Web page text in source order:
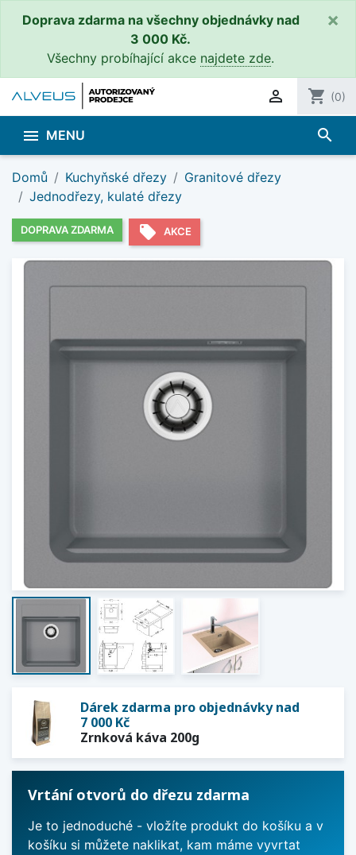
Doprava zdarma na všechny objednávky nad
3 000 Kč.
Všechny probíhající akce najdete zde.
×
 shopping_cart (0)
 MENU search
Domů Kuchyňské dřezy
Granitové dřezy
Jednodřezy, kulaté dřezy
DOPRAVA ZDARMA local_offer AKCE
Dárek zdarma pro objednávky nad
7 000 Kč
Zrnková káva 200g
Vrtání otvorů do dřezu zdarma
Je to jednoduché - vložíte produkt do košíku a v
košíku si můžete naklikat, kam máme vyvrtat